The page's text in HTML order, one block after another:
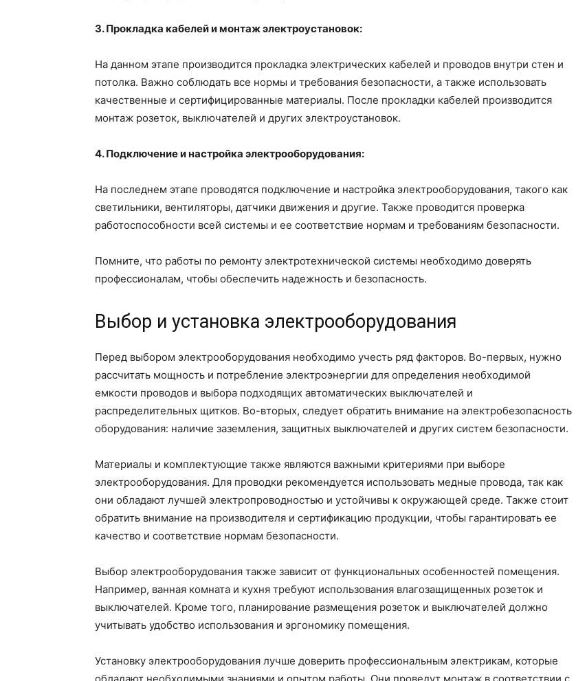
3. Прокладка кабелей и монтаж электроустановок:
На данном этапе производится прокладка электрических кабелей и проводов внутри стен и
потолка. Важно соблюдать все нормы и требования безопасности, а также использовать
качественные и сертифицированные материалы. После прокладки кабелей производится
монтаж розеток, выключателей и других электроустановок.
4. Подключение и настройка электрооборудования:
На последнем этапе проводятся подключение и настройка электрооборудования, такого как
светильники, вентиляторы, датчики движения и другие. Также проводится проверка
работоспособности всей системы и ее соответствие нормам и требованиям безопасности.
Помните, что работы по ремонту электротехнической системы необходимо доверять
профессионалам, чтобы обеспечить надежность и безопасность.
Выбор и установка электрооборудования
Перед выбором электрооборудования необходимо учесть ряд факторов. Во-первых, нужно
рассчитать мощность и потребление электроэнергии для определения необходимой
емкости проводов и выбора подходящих автоматических выключателей и
распределительных щитков. Во-вторых, следует обратить внимание на электробезопасность
оборудования: наличие заземления, защитных выключателей и других систем безопасности.
Материалы и комплектующие также являются важными критериями при выборе
электрооборудования. Для проводки рекомендуется использовать медные провода, так как
они обладают лучшей электропроводностью и устойчивы к окружающей среде. Также стоит
обратить внимание на производителя и сертификацию продукции, чтобы гарантировать ее
качество и соответствие нормам безопасности.
Выбор электрооборудования также зависит от функциональных особенностей помещения.
Например, ванная комната и кухня требуют использования влагозащищенных розеток и
выключателей. Кроме того, планирование размещения розеток и выключателей должно
учитывать удобство использования и эргономику помещения.
Установку электрооборудования лучше доверить профессиональным электрикам, которые